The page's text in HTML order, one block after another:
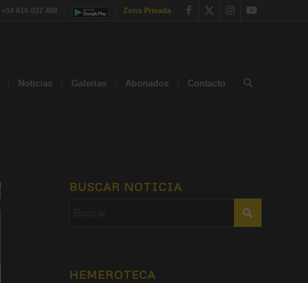
+34 616 037 489 Zona Privada
Noticias Galerías Abonados Contacto
BUSCAR NOTICIA
HEMEROTECA